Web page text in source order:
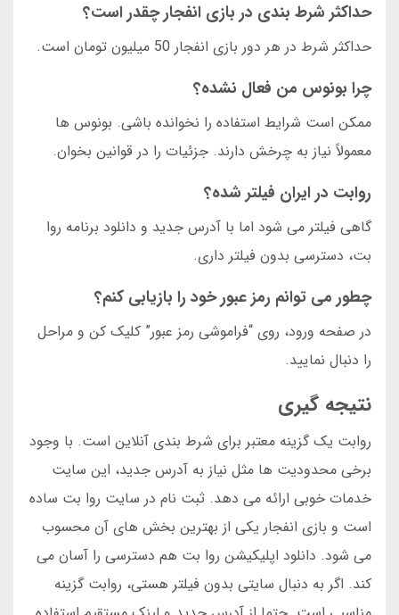
حداکثر شرط بندی در بازی انفجار چقدر است؟
حداکثر شرط در هر دور بازی انفجار 50 میلیون تومان است.
چرا بونوس من فعال نشده؟
ممکن است شرایط استفاده را نخوانده باشی. بونوس ها
معمولاً نیاز به چرخش دارند. جزئیات را در قوانین بخوان.
روابت در ایران فیلتر شده؟
گاهی فیلتر می شود اما با آدرس جدید و دانلود برنامه روا
بت، دسترسی بدون فیلتر داری.
چطور می توانم رمز عبور خود را بازیابی کنم؟
در صفحه ورود، روی “فراموشی رمز عبور” کلیک کن و مراحل
را دنبال نمایید.
نتیجه گیری
روابت یک گزینه معتبر برای شرط بندی آنلاین است. با وجود
برخی محدودیت ها مثل نیاز به آدرس جدید، این سایت
خدمات خوبی ارائه می دهد. ثبت نام در سایت روا بت ساده
است و بازی انفجار یکی از بهترین بخش های آن محسوب
می شود. دانلود اپلیکیشن روا بت هم دسترسی را آسان می
کند. اگر به دنبال سایتی بدون فیلتر هستی، روابت گزینه